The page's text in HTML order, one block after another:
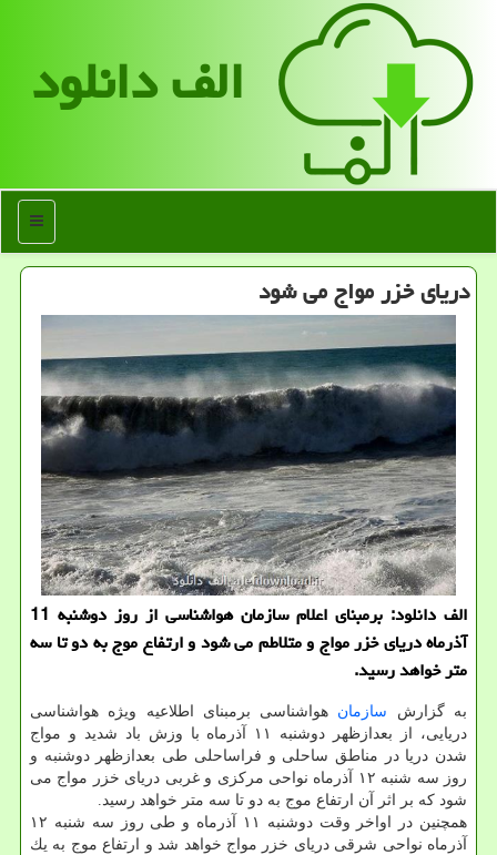
الف دانلود
منو
دریای خزر مواج می شود
الف دانلود: برمبنای اعلام سازمان هواشناسی از روز دوشنبه 11
آذرماه دریای خزر مواج و متلاطم می شود و ارتفاع موج به دو تا سه
متر خواهد رسید.
به گزارش سازمان هواشناسی برمبنای اطلاعیه ویژه هواشناسی
دریایی، از بعدازظهر دوشنبه ۱۱ آذرماه با وزش باد شدید و مواج
شدن دریا در مناطق ساحلی و فراساحلی طی بعدازظهر دوشنبه و
روز سه شنبه ۱۲ آذرماه نواحی مركزی و غربی دریای خزر مواج می
شود كه بر اثر آن ارتفاع موج به دو تا سه متر خواهد رسید.
همچنین در اواخر وقت دوشنبه ۱۱ آذرماه و طی روز سه شنبه ۱۲
آذرماه نواحی شرقی دریای خزر مواج خواهد شد و ارتفاع موج به یك